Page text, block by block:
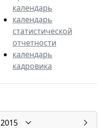
календарь
календарь
статистической
отчетности
календарь
кадровика
2015